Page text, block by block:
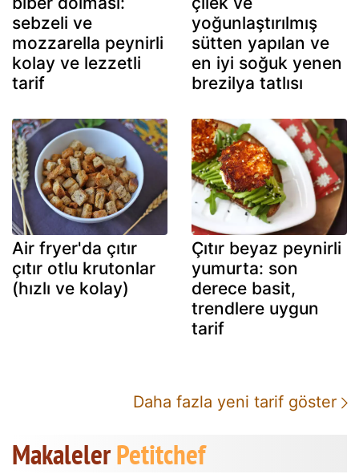
sebzeli ve
mozzarella peynirli
kolay ve lezzetli
tarif
yoğunlaştırılmış
sütten yapılan ve
en iyi soğuk yenen
brezilya tatlısı
Air fryer'da çıtır
çıtır otlu krutonlar
(hızlı ve kolay)
Çıtır beyaz peynirli
yumurta: son
derece basit,
trendlere uygun
tarif
Daha fazla yeni tarif göster
MakalelerPetitchef